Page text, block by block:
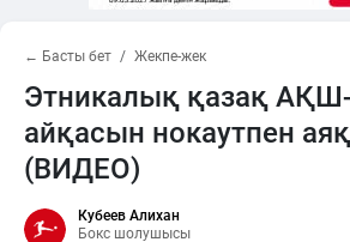
← Басты бет Жекпе-жек
Этникалық қазақ
айқасын нокаутпен
(ВИДЕО)
Кубеев Алихан
Бокс шолушысы